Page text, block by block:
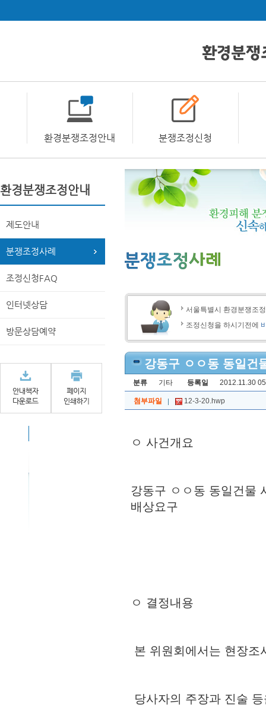
환경분쟁조정안내 분쟁조정신청
환경분쟁조정안내
제도안내
분쟁조정사례
조정신청FAQ
인터넷상담
방문상담예약
서울특별시 환경분쟁조
조정신청을 하시기전에
강동구 ㅇㅇ동 동일건
분류 기타 등록일 2012.11.30
첨부파일 12-3-20.hwp
ㅇ 사건개요
강동구 ㅇㅇ동 동일건물
배상요구
ㅇ 결정내용
본 위원회에서는 현장조
당사자의 주장과 진술